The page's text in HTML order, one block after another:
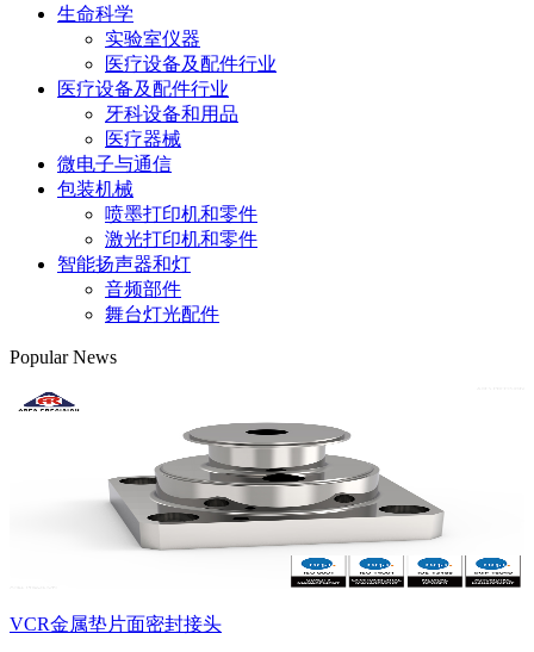
生命科学
实验室仪器
医疗设备及配件行业
医疗设备及配件行业
牙科设备和用品
医疗器械
微电子与通信
包装机械
喷墨打印机和零件
激光打印机和零件
智能扬声器和灯
音频部件
舞台灯光配件
Popular News
VCR金属垫片面密封接头